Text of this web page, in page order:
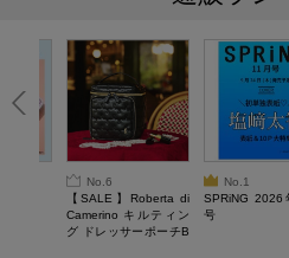
No.6
【SALE】Roberta di
Camerino キルティン
グ ドレッサーポーチB
No.1
SPRiNG 2026
号